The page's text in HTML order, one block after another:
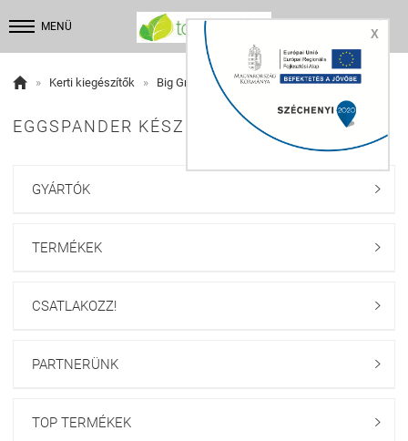
MENÜ  
 » Kerti kiegészítők » Big Green Egg
EGGSPANDER KÉSZLET ÉS KIEGÉSZÍTŐI:
GYÁRTÓK 
TERMÉKEK 
CSATLAKOZZ! 
PARTNERÜNK 
TOP TERMÉKEK 
X